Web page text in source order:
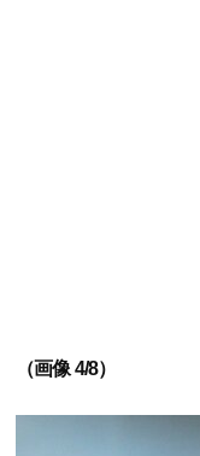
（画像 4/8）